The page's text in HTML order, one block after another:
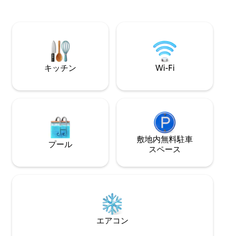
デュプレックスでお迎えします。
キッチン Wi-Fi
プール
敷地内無料駐⁠車
ス⁠ペ⁠ー⁠ス
エアコン